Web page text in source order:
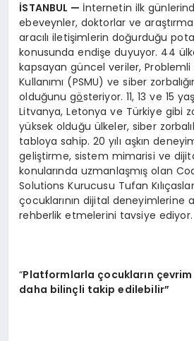
İSTANBUL — İnternetin ilk
ebeveynler, doktorlar ve
aracılı iletişimlerin doğurduğu
konusunda endişe duyuyor. 44
kapsayan güncel veriler, Problemli
Kullanımı (PSMU) ve siber
olduğunu gösteriyor. 11, 13 ve 15
Litvanya, Letonya ve Türkiye gibi
yüksek olduğu ülkeler, siber
tabloya sahip. 20 yılı aşkın
geliştirme, sistem mimarisi ve
konularında uzmanlaşmış olan
Solutions Kurucusu Tufan
çocuklarının dijital deneyimlerine
rehberlik etmelerini tavsiye ediyor.
“Platformlarla çocukların çevrim
daha bilinçli takip edilebilir”